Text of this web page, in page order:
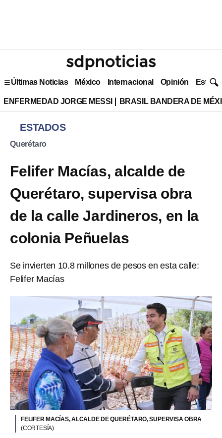
Últimas Noticias México Internacional Opinión Estilo
ENFERMEDAD JORGE MESSI BRASIL BANDERA DE
ESTADOS
Querétaro
Felifer Macías, alcalde de
Querétaro, supervisa obra
de la calle Jardineros, en la
colonia Peñuelas
Se invierten 10.8 millones de pesos en esta calle:
Felifer Macías
FELIFER MACÍAS, ALCALDE DE QUERÉTARO, SUPERVISA OBRA
(CORTESÍA)